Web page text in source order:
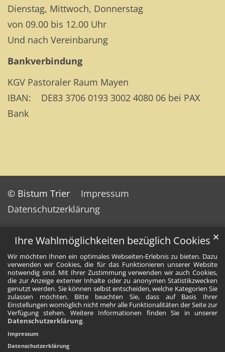
Ihre Wahlmöglichkeiten bezüglich Cookies
Wir möchten Ihnen ein optimales Webseiten-Erlebnis zu bieten. Dazu
verwenden wir Cookies, die für das Funktionieren unserer Website
notwendig sind. Mit Ihrer Zustimmung verwenden wir auch Cookies,
die zur Anzeige externer Inhalte oder zu anonymen Statistikzwecken
genutzt werden. Sie können selbst entscheiden, welche Kategorien Sie
zulassen möchten. Bitte beachten Sie, dass auf Basis Ihrer
Einstellungen womöglich nicht mehr alle Funktionalitäten der Seite zur
Verfügung stehen. Weitere Informationen finden Sie in unserer
Datenschutzerklärung.
✕
Impressum
Datenschutzerklärung
Dienstag, Mittwoch, Donnerstag
von 09.00 bis 12.00 Uhr
Und nach Vereinbarung
Bankverbindung
KGV Pastoraler Raum Mayen
IBAN: DE83 3706 0193 3002 4080 06 bei PAX
Bank
© Bistum Trier
Impressum
Datenschutzerklärung